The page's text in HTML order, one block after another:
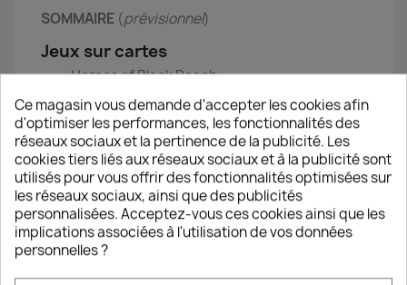
SOMMAIRE (prévisionnel)
Jeux sur cartes
Heroes of Black Reach
Stalingrad: Inferno on the Volga
1066
Black Cavalry Normandie
Apocalypse in the East
Albuerra
Scénarios
Advanced Squad Leader
Memory 44
Ce magasin vous demande d'accepter les cookies afin
d'optimiser les performances, les fonctionnalités des
réseaux sociaux et la pertinence de la publicité. Les
cookies tiers liés aux réseaux sociaux et à la publicité sont
utilisés pour vous offrir des fonctionnalités optimisées sur
les réseaux sociaux, ainsi que des publicités
personnalisées. Acceptez-vous ces cookies ainsi que les
implications associées à l'utilisation de vos données
personnelles ?